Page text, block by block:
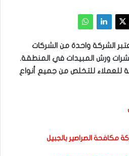
الشركة واحدة من الشركات
ورش المبيدات في المنطقة.
للعملاء للتخلص من جميع أنواع
مكافحة الصراصير بالجبيل